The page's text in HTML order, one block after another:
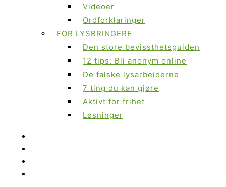
Videoer
Ordforklaringer
FOR LYSBRINGERE
Den store bevissthetsguiden
12 tips: Bli anonym online
De falske lysarbeiderne
7 ting du kan gjøre
Aktivt for frihet
Løsninger